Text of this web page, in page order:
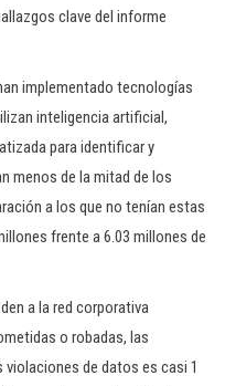
clave del informe
implementado tecnologías
inteligencia artificial,
para identificar y
menos de la mitad de los
a los que no tenían estas
frente a 6.03 millones de
a la red corporativa
o robadas, las
de datos es casi 1